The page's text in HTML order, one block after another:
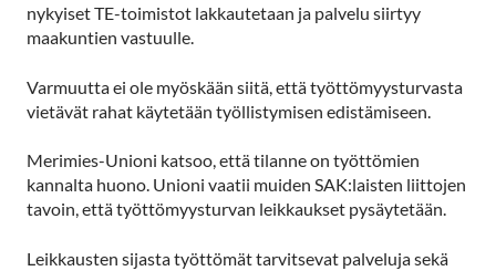
nykyiset TE-toimistot lakkautetaan ja palvelu siirtyy
maakuntien vastuulle.
Varmuutta ei ole myöskään siitä, että työttömyysturvasta
vietävät rahat käytetään työllistymisen edistämiseen.
Merimies-Unioni katsoo, että tilanne on työttömien
kannalta huono. Unioni vaatii muiden SAK:laisten liittojen
tavoin, että työttömyysturvan leikkaukset pysäytetään.
Leikkausten sijasta työttömät tarvitsevat palveluja sekä